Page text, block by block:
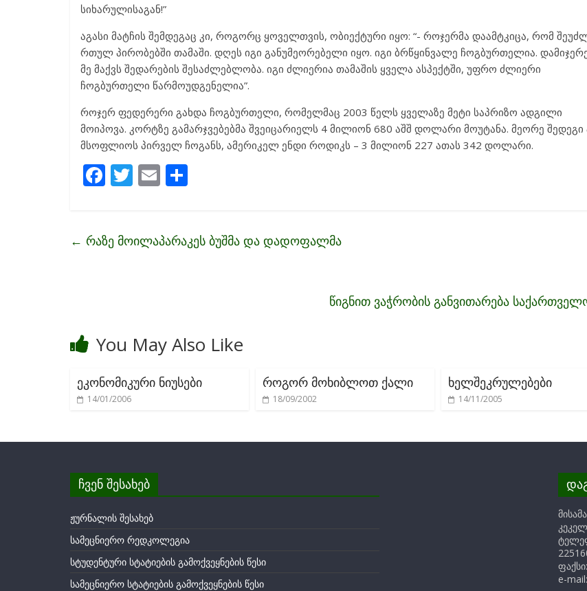
სიხარულისაგან!”
აგასი მატჩის შემდეგაც კი, როგორც ყოველთვის, ობიექტური იყო: “- როჯერმა დაამტკიცა, რომ
რთულ პირობებში თამაში. დღეს იგი განუმეორებელი იყო. იგი ბრწყინვალე ჩოგბურთელია.
მე მაქვს შედარების შესაძლებლობა. იგი ძლიერია თამაშის ყველა ასპექტში, უფრო ძლიერი
ჩოგბურთელი წარმოუდგენელია”.
როჯერ ფედერერი გახდა ჩოგბურთელი, რომელმაც 2003 წელს ყველაზე მეტი საპრიზო ადგილი
მოიპოვა. კორტზე გამარჯვებებმა შვეიცარიელს 4 მილიონ 680 აშშ დოლარი მოუტანა. მეორე შედეგი
მსოფლიოს პირველ ჩოგანს, ამერიკელ ენდი როდიკს – 3 მილიონ 227 ათას 342 დოლარი.
F
b
T
er
E
l e
← რაზე მოილაპარაკეს ბუშმა და დადოფალმა
წიგნით ვაჭრობის განვითარება
You May Also Like
ეკონომიკური ნიუსები
14/01/2006
როგორ მოხიბლოთ ქალი
18/09/2002
ხელშეკრულებები
14/11/2005
ჩვენ შესახებ
ჟურნალის შესახებ
სამეცნიერო რედკოლეგია
სტუდენტური სტატიების გამოქვეყნების წესი
სამეცნიერო სტატიების გამოქვეყნების წესი
e-mail: